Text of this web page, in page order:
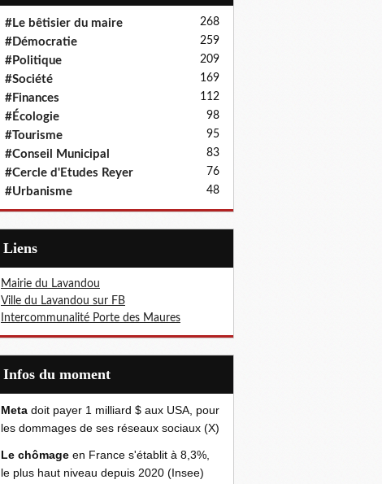
#Le bêtisier du maire 268
#Démocratie 259
#Politique 209
#Société 169
#Finances 112
#Écologie 98
#Tourisme 95
#Conseil Municipal 83
#Cercle d'Etudes Reyer 76
#Urbanisme 48
Liens
Mairie du Lavandou
Ville du Lavandou sur FB
Intercommunalité Porte des Maures
Infos du moment
Meta doit payer 1 milliard $ aux USA, pour
les dommages de ses réseaux sociaux (X)
Le chômage en France s'établit à 8,3%,
le plus haut niveau depuis 2020 (Insee)